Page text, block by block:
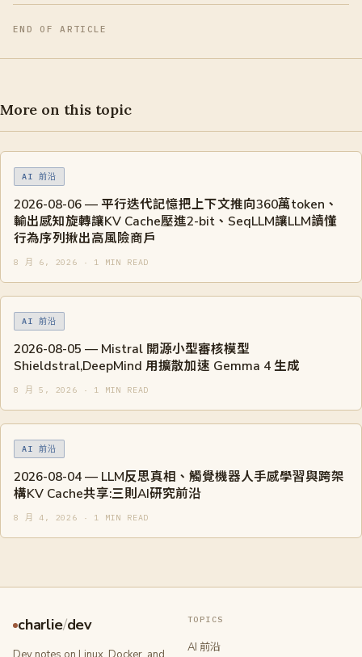
END OF ARTICLE
More on this topic
AI 前沿
2026-08-06 — 平行迭代記憶把上下文推向360萬token、
輸出感知旋轉讓KV Cache壓進2-bit、SeqLLM讓LLM讀懂
行為序列揪出高風險商戶
8 月 6, 2026 · 1 MIN READ
AI 前沿
2026-08-05 — Mistral 開源小型審核模型
Shieldstral,DeepMind 用擴散加速 Gemma 4 生成
8 月 5, 2026 · 1 MIN READ
AI 前沿
2026-08-04 — LLM反思真相、觸覺機器人手感學習與跨架
構KV Cache共享:三則AI研究前沿
8 月 4, 2026 · 1 MIN READ
charlie/dev TOPICS
AI 前沿